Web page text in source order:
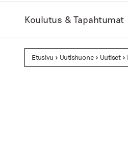
Koulutus & Tapahtumat
Etusivu > Uutishuone > Uutiset >